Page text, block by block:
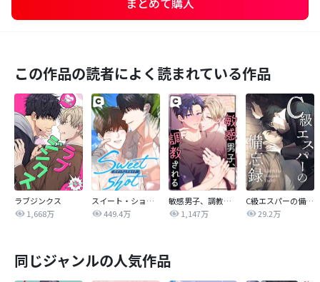
この作品の読者によく読まれている作品
ラブジンクス
1,668万
スイート・ショット
449.4万
敏感男子、調教される
1,147万
C級エスパーの備忘録
29.2万
同じジャンルの人気作品